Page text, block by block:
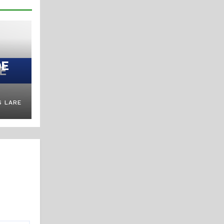
LARE